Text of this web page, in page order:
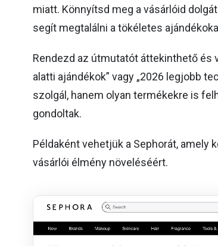
miatt. Könnyítsd meg a vásárlóid
segít megtalálni a tökéletes
Rendezd az útmutatót áttekinthető és
alatti ajándékok” vagy „2026 legjobb
szolgál, hanem olyan termékekre is
gondoltak.
Példaként vehetjük a Sephorát, amely
vásárlói élmény növeléséért.